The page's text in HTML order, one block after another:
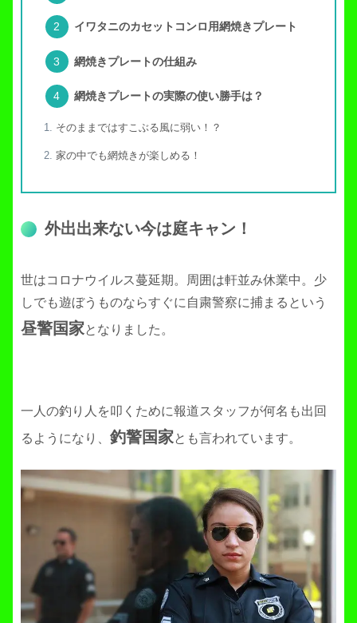
イワタニのカセットコンロ用網焼きプレート
網焼きプレートの仕組み
網焼きプレートの実際の使い勝手は？
そのままではすこぶる風に弱い！？
家の中でも網焼きが楽しめる！
外出出来ない今は庭キャン！
世はコロナウイルス蔓延期。周囲は軒並み休業中。少
しでも遊ぼうものならすぐに自粛警察に捕まるという
昼警国家となりました。
一人の釣り人を叩くために報道スタッフが何名も出回
るようになり、 釣警国家とも言われています。